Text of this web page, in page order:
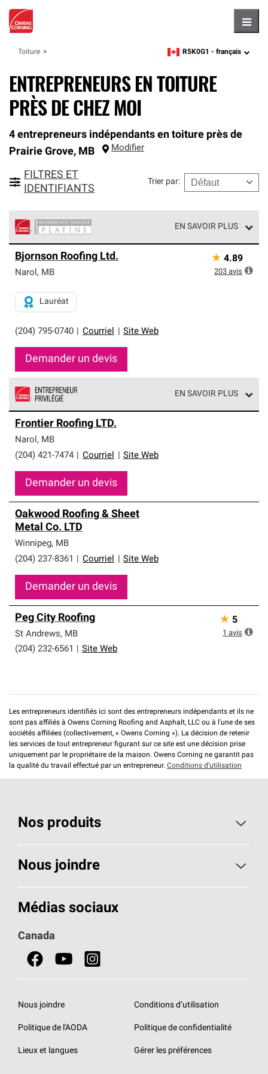
Toiture zipcode,language
R5K0G1 - français
ENTREPRENEURS EN TOITURE
PRÈS DE CHEZ MOI
4 entrepreneurs indépendants en toiture près de
Prairie Grove, MB Modifier
FILTRES ET
IDENTIFIANTS
Trier par:
EN SAVOIR PLUS
Owens Corning constituent l'échelon supérieur de notre
réseau exclusif et répondent à des normes rigoureuses
savoir-faire inégalé. Ils sont les seuls à pouvoir offrir
notre meilleure garantie pour systèmes de toiture.
Bjornson Roofing Ltd.
Narol, MB
(204) 795-0740 Courriel Site Web
Lauréat
Demander un devis
★ 4.89
203 avis
EN SAVOIR PLUS
Corning font partie d'un réseau exclusif de
professionnels en toiture qui répondent à des normes
élevées et à des exigences rigoureuses en matière de
professionnalisme et de fiabilité.
Frontier Roofing LTD.
Narol, MB
(204) 421-7474
Courriel Site Web
Demander un devis
Oakwood Roofing & Sheet
Metal Co. LTD
Winnipeg, MB
(204) 237-8361
Courriel Site Web
Demander un devis
Peg City Roofing
St Andrews, MB
(204) 232-6561
Site Web
★ 5
1 avis
Les entrepreneurs identifiés ici sont des entrepreneurs indépendants et ils ne
sont pas affiliés à Owens Corning Roofing and Asphalt, LLC ou à l'une de ses
sociétés affiliées (collectivement, « Owens Corning »). La décision de retenir
les services de tout entrepreneur figurant sur ce site est une décision prise
uniquement par le propriétaire de la maison. Owens Corning ne garantit pas
la qualité du travail effectué par un entrepreneur. Conditions d’utilisation
Nos produits
Toiture
Isolants pour usage résidentiel
Portes
Nous joindre
Composez le 1 800 438-7465
Médias sociaux
Canada
Nous joindre
Politique de l'AODA
Lieux et langues
Conditions d’utilisation
Politique de confidentialité
Gérer les préférences